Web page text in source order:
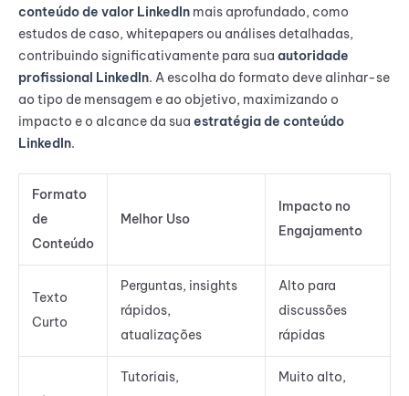
conteúdo de valor LinkedIn mais aprofundado, como
estudos de caso, whitepapers ou análises detalhadas,
contribuindo significativamente para sua autoridade
profissional LinkedIn. A escolha do formato deve alinhar-se
ao tipo de mensagem e ao objetivo, maximizando o
impacto e o alcance da sua estratégia de conteúdo
LinkedIn.
Formato
de
Conteúdo
Melhor Uso
Impacto no
Engajamento
Texto
Curto
Perguntas, insights
rápidos,
atualizações
Alto para
discussões
rápidas
Tutoriais,
Muito alto,